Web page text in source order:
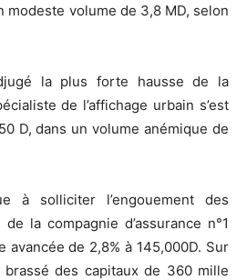
modeste volume de 3,8 MD, selon
la plus forte hausse de la
de l’affichage urbain s’est
D, dans un volume anémique de
à solliciter l’engouement des
de la compagnie d’assurance n°1
avancée de 2,8% à 145,000D. Sur
des capitaux de 360 mille